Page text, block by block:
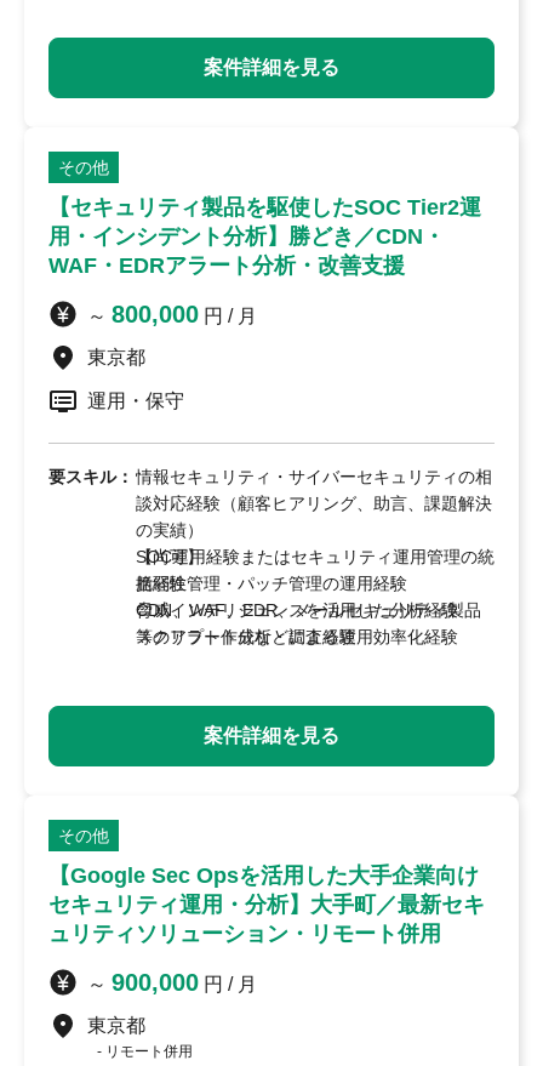
案件詳細を見る
その他
【セキュリティ製品を駆使したSOC Tier2運
用・インシデント分析】勝どき／CDN・
WAF・EDRアラート分析・改善支援
～ 800,000 円 / 月
東京都
運用・保守
要スキル： 情報セキュリティ・サイバーセキュリティの相
談対応経験（顧客ヒアリング、助言、課題解決
の実績）
SOC運用経験またはセキュリティ運用管理の統
括経験
CDN、WAF、EDR、メールセキュリティ製品
等のアラート分析・調査経験
関係部署・顧客とのコミュニケーション、調整
経験
【尚可】
脆弱性管理・パッチ管理の運用経験
脅威インテリジェンスを活用した分析経験
スクリプト作成などによる運用効率化経験
案件詳細を見る
その他
【Google Sec Opsを活用した大手企業向け
セキュリティ運用・分析】大手町／最新セキ
ュリティソリューション・リモート併用
～ 900,000 円 / 月
東京都
リモート併用